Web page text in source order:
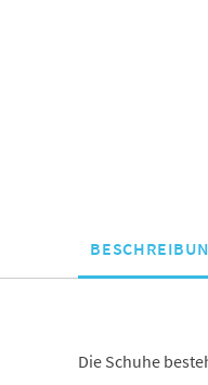
Die Schuhe